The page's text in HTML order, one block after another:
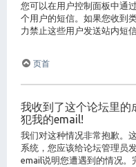
您可以在用户控制面板中通
个用户的短信。如果您收到
力禁止这些用户发送站内短信
页首
我收到了这个论坛里的
犯我的email!
我们对这种情况非常抱歉。
系统，您应该给论坛管理员
email说明您遭遇到的情况。